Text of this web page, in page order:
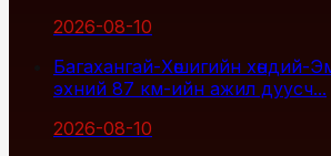
2026-08-10
Багахангай-Хөшигийн хөндий-
эхний 87 км-ийн ажил дуусч...
2026-08-10